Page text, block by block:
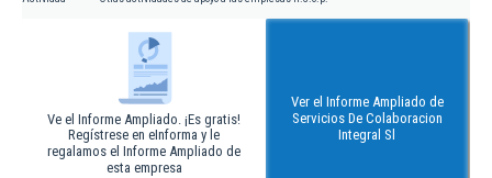
Ve el Informe Ampliado. ¡Es gratis!
Regístrese en eInforma y le
regalamos el Informe Ampliado de
esta empresa
Ver el Informe Ampliado de
Servicios De Colaboracion
Integral Sl